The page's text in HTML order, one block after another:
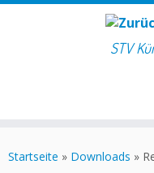
Inhalt
STV
Startseite » Downloads »